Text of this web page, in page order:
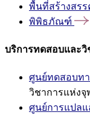
พื้นที่สร้างสรร
พิพิธภัณฑ์
บริการทดสอบและวิ
ศูนย์ทดสอบท
วิชาการแห่งจุ
ศูนย์การแปลแ